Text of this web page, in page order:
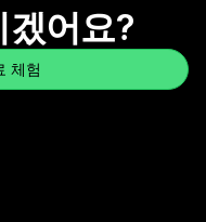
어요?
체험